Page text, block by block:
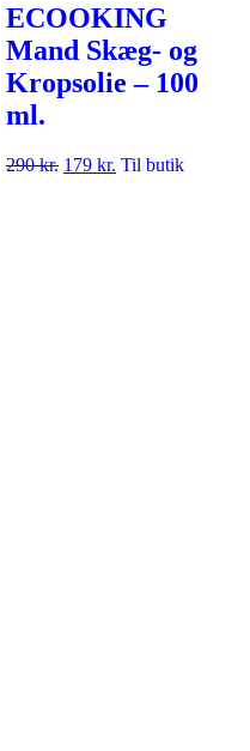
ECOOKING
Mand Skæg- og
Kropsolie – 100
ml.
290kr. 179 kr. Til butik